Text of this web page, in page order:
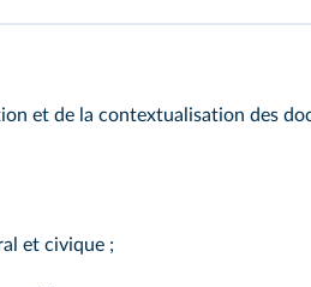
et de la contextualisation des
et civique ;